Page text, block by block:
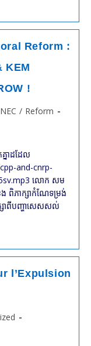
Reform :
KEM
!
NEC / Reform
នា​ដដែល
and-cnrp-
លោក សម
ភាក្សា​កំណែ​ទម្រង់​
សា​​ពី​​បញ្ហា​​សេសសល់​
l’Expulsion